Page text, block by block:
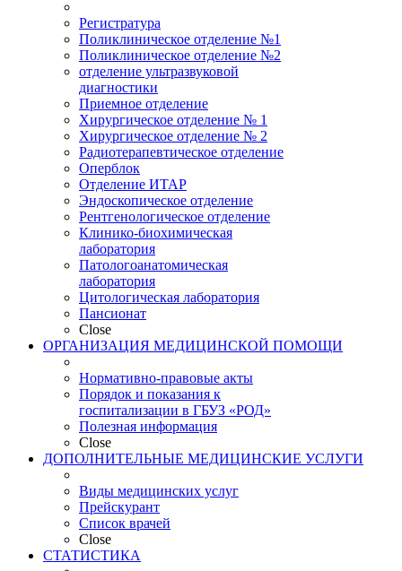
Регистратура
Поликлиническое отделение №1
Поликлиническое отделение №2
отделение ультразвуковой
диагностики
Приемное отделение
Хирургическое отделение № 1
Хирургическое отделение № 2
Радиотерапевтическое отделение
Оперблок
Отделение ИТАР
Эндоскопическое отделение
Рентгенологическое отделение
Клинико-биохимическая
лаборатория
Патологоанатомическая
лаборатория
Цитологическая лаборатория
Пансионат
Close
ОРГАНИЗАЦИЯ МЕДИЦИНСКОЙ ПОМОЩИ
Нормативно-правовые акты
Порядок и показания к
госпитализации в ГБУЗ «РОД»
Полезная информация
Close
ДОПОЛНИТЕЛЬНЫЕ МЕДИЦИНСКИЕ УСЛУГИ
Виды медицинских услуг
Прейскурант
Список врачей
Close
СТАТИСТИКА